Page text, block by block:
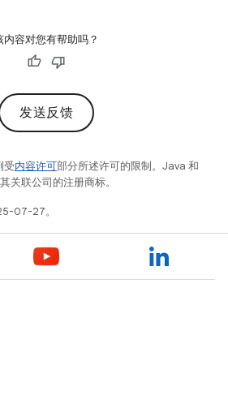
内容对您有帮助吗？
发送反馈
受内容许可部分所述许可的限制。Java 和
关联公司的注册商标。
07-27。